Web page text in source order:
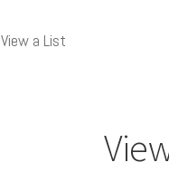
View a List